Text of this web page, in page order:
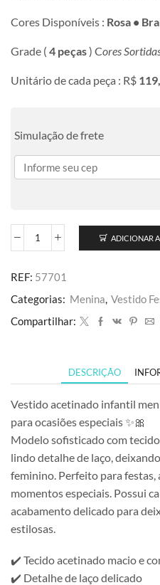
Cores Disponíveis : Rosa •
Grade ( 4 peças) Cores
Unitário de cada peça : R$
Simulação de frete
ADICIONAR
REF: 57701
Categorias: Menina, Vestido
Compartilhar:
DESCRIÇÃO
Vestido acetinado infantil
para ocasiões especiais ✨🎀
Modelo sofisticado com
lindo detalhe de laço,
feminino. Perfeito para festas,
momentos especiais. Possui
acabamento delicado para
estilosas.
✔️ Tecido acetinado macio e
✔️ Detalhe de laço delicado